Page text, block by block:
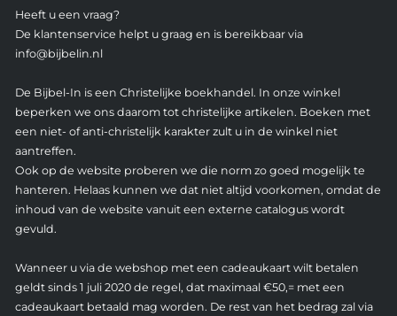
Heeft u een vraag?
De klantenservice helpt u graag en is bereikbaar via
info@bijbelin.nl
De Bijbel-In is een Christelijke boekhandel. In onze winkel
beperken we ons daarom tot christelijke artikelen. Boeken met
een niet- of anti-christelijk karakter zult u in de winkel niet
aantreffen.
Ook op de website proberen we die norm zo goed mogelijk te
hanteren. Helaas kunnen we dat niet altijd voorkomen, omdat de
inhoud van de website vanuit een externe catalogus wordt
gevuld.
Wanneer u via de webshop met een cadeaukaart wilt betalen
geldt sinds 1 juli 2020 de regel, dat maximaal €50,= met een
cadeaukaart betaald mag worden. De rest van het bedrag zal via